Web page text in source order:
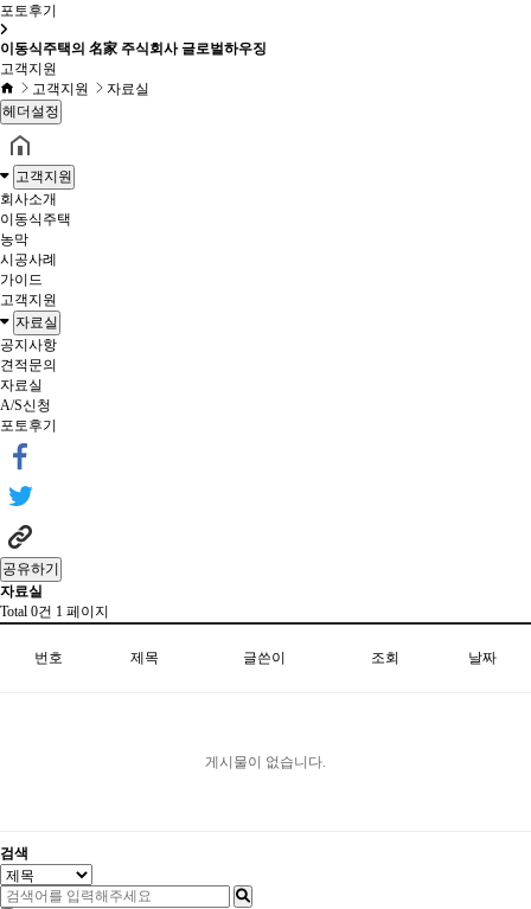
포토후기
이동식주택의 名家 주식회사 글로벌하우징
고객지원
고객지원
자료실
헤더설정
고객지원
회사소개
이동식주택
농막
시공사례
가이드
고객지원
자료실
공지사항
견적문의
자료실
A/S신청
포토후기
공유하기
자료실
Total 0건 1 페이지
번호 제목 글쓴이 조회 날짜
게시물이 없습니다.
검색